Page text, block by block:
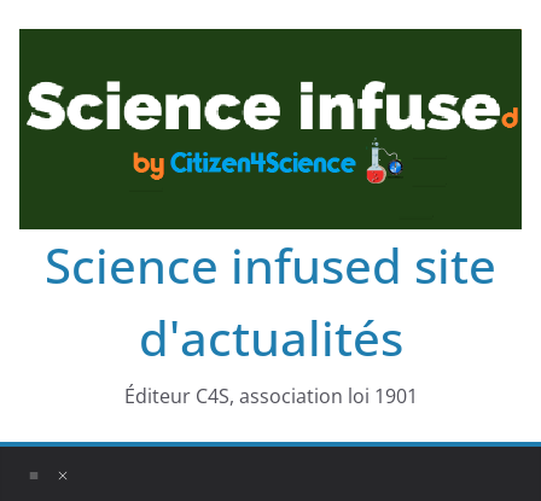
Science infused site
d'actualités
Éditeur C4S, association loi 1901